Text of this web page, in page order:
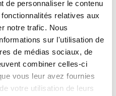
de personnaliser le contenu
relatives aux
notre trafic. Nous
sur l'utilisation de
de médias sociaux, de
combiner celles-ci
vous leur avez fournies
votre utilisation de leurs